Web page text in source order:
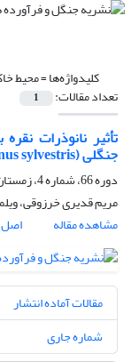
کلیدواژه‌ها =محیط
تعداد مقالات: 1
تأثیر نانو‌ذرات
جنگلی (Pinus sylvestris) در خاک و آب
دوره 66، شماره 4، زمستان 1392، صفحه
مریم قدیری خرزوقی،
مشاهده مقاله
اصل
مقالات آماده انتشار
شماره جاری